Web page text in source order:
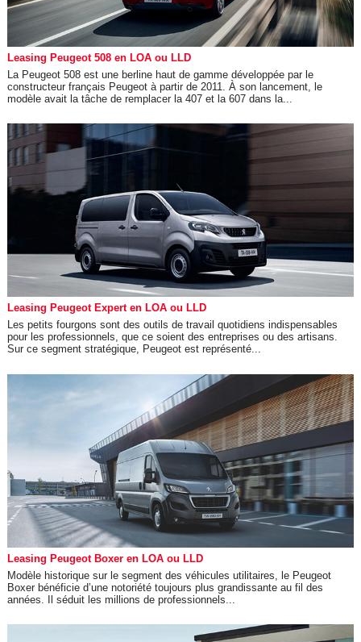
Leasing Peugeot 508 en LOA ou LLD
La Peugeot 508 est une berline haut de gamme développée par le
constructeur français Peugeot à partir de 2011. À son lancement, le
modèle avait la tâche de remplacer la 407 et la 607 dans la...
Leasing Peugeot Expert en LOA ou LLD
Les petits fourgons sont des outils de travail quotidiens indispensables
pour les professionnels, que ce soient des entreprises ou des artisans.
Sur ce segment stratégique, Peugeot est représenté...
Leasing Peugeot Boxer en LOA ou LLD
Modèle historique sur le segment des véhicules utilitaires, le Peugeot
Boxer bénéficie d’une notoriété toujours plus grandissante au fil des
années. Il séduit les millions de professionnels...